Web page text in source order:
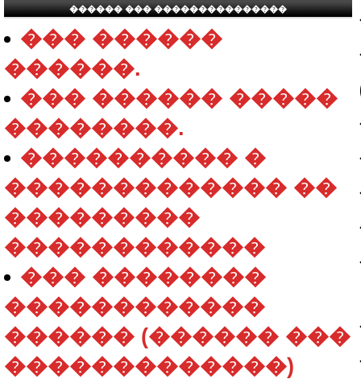
������ ��� ���������������
��� ������
������.
��� ������ �����
��������.
���������� �
������������� ��
���������
������������
��� ��������
������������
������ (������ ���
�������������)